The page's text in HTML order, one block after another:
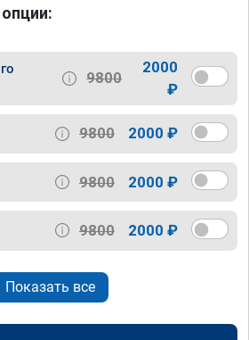
9800
2000
₽
9800 2000 ₽
9800 2000 ₽
9800 2000 ₽
Показать все